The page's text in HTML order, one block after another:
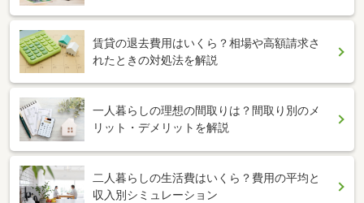
賃貸の退去費用はいくら？相場や高額請求さ
れたときの対処法を解説
一人暮らしの理想の間取りは？間取り別のメ
リット・デメリットを解説
二人暮らしの生活費はいくら？費用の平均と
収入別シミュレーション